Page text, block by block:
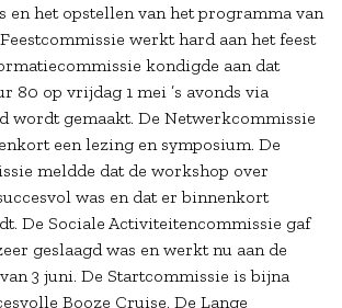
en het opstellen van het programma van
werkt hard aan het feest
kondigde aan dat
80 op vrijdag 1 mei ’s avonds via
wordt gemaakt. De Netwerkcommissie
een lezing en symposium. De
meldde dat de workshop over
was en dat er binnenkort
De Sociale Activiteitencommissie gaf
geslaagd was en werkt nu aan de
3 juni. De Startcommissie is bijna
Booze Cruise. De Lange